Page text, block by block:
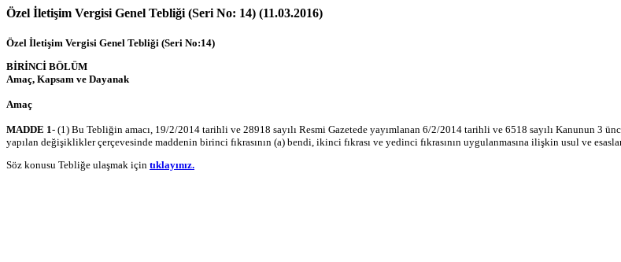
Özel İletişim Vergisi Genel Tebliği (Seri No: 14) (11.03.2016)
Özel İletişim Vergisi Genel Tebliği (Seri No:14)
BİRİNCİ BÖLÜM
Amaç, Kapsam ve Dayanak
Amaç
MADDE 1- (1) Bu Tebliğin amacı, 19/2/2014 tarihli ve 28918 sayılı Resmi Gazetede yayımlanan 6/2/2014 tarihli ve 6518 sayılı Kanunun 3
yapılan değişiklikler çerçevesinde maddenin birinci fıkrasının (a) bendi, ikinci fıkrası ve yedinci fıkrasının uygulanmasına ilişkin usul ve
Söz konusu Tebliğe ulaşmak için tıklayınız.